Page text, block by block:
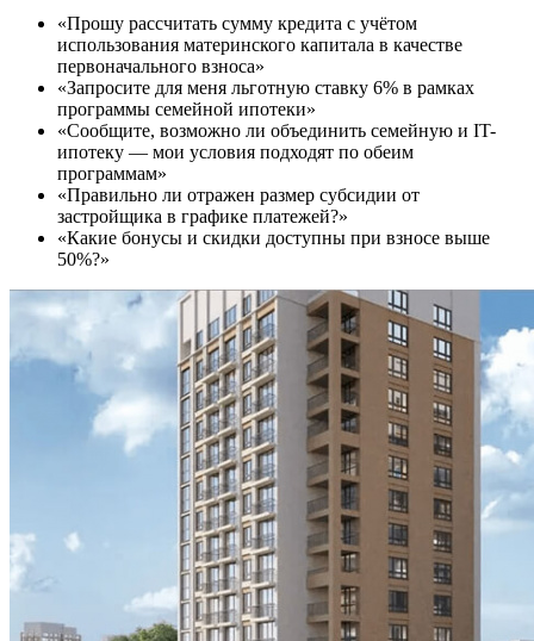
«Прошу рассчитать сумму кредита с учётом
использования материнского капитала в качестве
первоначального взноса»
«Запросите для меня льготную ставку 6% в рамках
программы семейной ипотеки»
«Сообщите, возможно ли объединить семейную и IT-
ипотеку — мои условия подходят по обеим
программам»
«Правильно ли отражен размер субсидии от
застройщика в графике платежей?»
«Какие бонусы и скидки доступны при взносе выше
50%?»